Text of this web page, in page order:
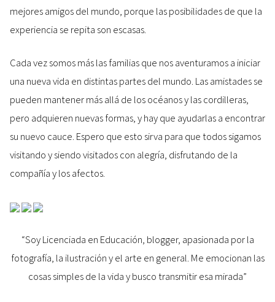
mejores amigos del mundo, porque las posibilidades de que la
experiencia se repita son escasas.
Cada vez somos más las familias que nos aventuramos a iniciar
una nueva vida en distintas partes del mundo. Las amistades se
pueden mantener más allá de los océanos y las cordilleras,
pero adquieren nuevas formas, y hay que ayudarlas a encontrar
su nuevo cauce. Espero que esto sirva para que todos sigamos
visitando y siendo visitados con alegría, disfrutando de la
compañía y los afectos.
“Soy Licenciada en Educación, blogger, apasionada por la
fotografía, la ilustración y el arte en general. Me emocionan las
cosas simples de la vida y busco transmitir esa mirada”